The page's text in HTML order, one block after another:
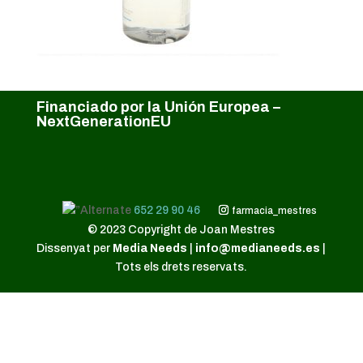
Financiado por la Unión Europea –
NextGenerationEU
652 29 90 46 farmacia_mestres
© 2023 Copyright de Joan Mestres
Dissenyat per Media Needs info@medianeeds.es
Tots els drets reservats.